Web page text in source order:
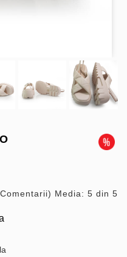
Media: 5 din 5